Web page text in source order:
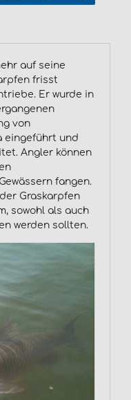
auf seine
frisst
Er wurde in
von
eingeführt und
Angler können
fangen.
Graskarpfen
sowohl als auch
werden sollten.